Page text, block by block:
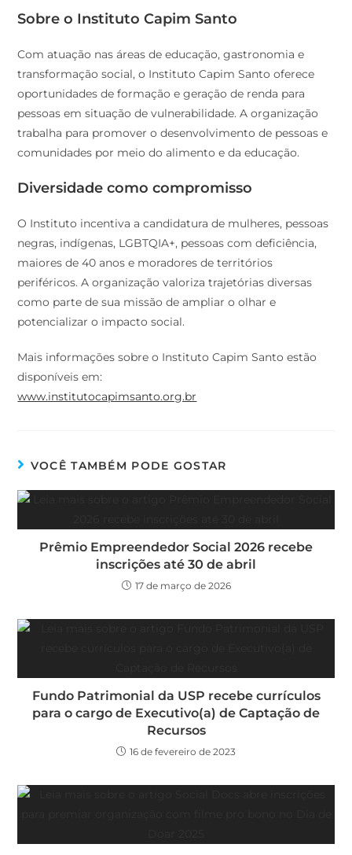
Sobre o Instituto Capim Santo
Com atuação nas áreas de educação, gastronomia e
transformação social, o Instituto Capim Santo oferece
oportunidades de formação e geração de renda para
pessoas em situação de vulnerabilidade. A organização
trabalha para promover o desenvolvimento de pessoas e
comunidades por meio do alimento e da educação.
Diversidade como compromisso
O Instituto incentiva a candidatura de mulheres, pessoas
negras, indígenas, LGBTQIA+, pessoas com deficiência,
maiores de 40 anos e moradores de territórios
periféricos. A organização valoriza trajetórias diversas
como parte de sua missão de ampliar o olhar e
potencializar o impacto social.
Mais informações sobre o Instituto Capim Santo estão
disponíveis em:
www.institutocapimsanto.org.br
VOCÊ TAMBÉM PODE GOSTAR
Prêmio Empreendedor Social 2026 recebe
inscrições até 30 de abril
17 de março de 2026
Fundo Patrimonial da USP recebe currículos
para o cargo de Executivo(a) de Captação de
Recursos
16 de fevereiro de 2023